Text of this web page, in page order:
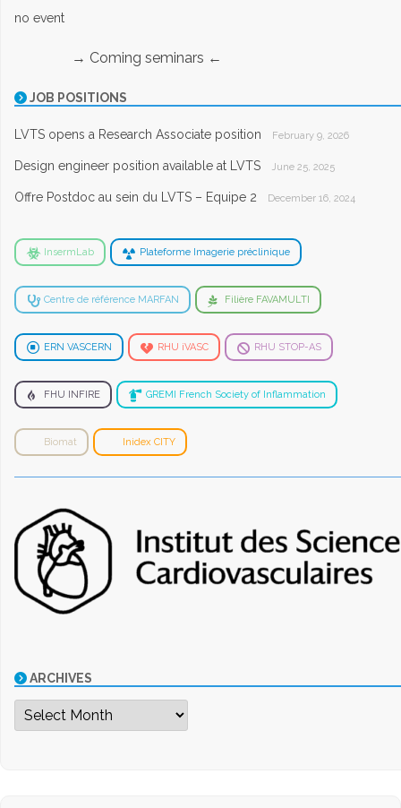
no event
→ Coming seminars ←
JOB POSITIONS
LVTS opens a Research Associate position February 9, 2026
Design engineer position available at LVTS June 25, 2025
Offre Postdoc au sein du LVTS – Equipe 2 December 16, 2024
InsermLab Plateforme Imagerie préclinique
Centre de référence MARFAN Filière FAVAMULTI
ERN VASCERN RHU iVASC RHU STOP-AS
FHU INFIRE GREMI French Society of Inflammation
Biomat Inidex CITY
ARCHIVES
Archives